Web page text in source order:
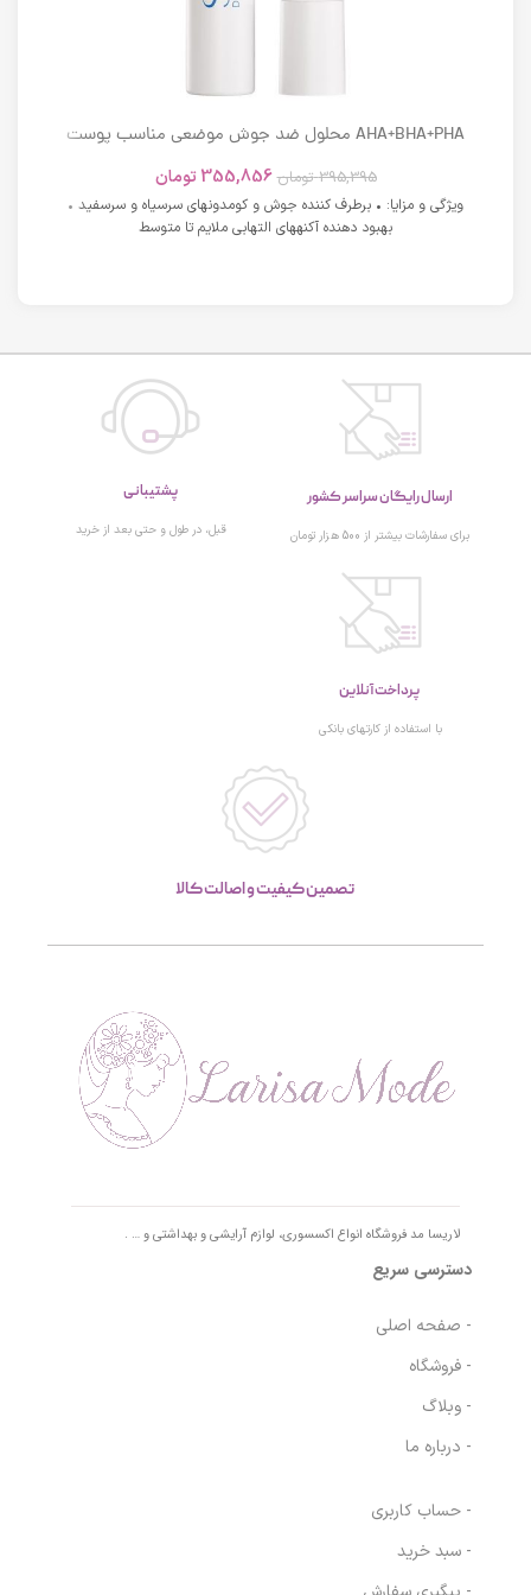
AHA+BHA+PHA محلول ضد جوش موضعی مناسب پوست
395,395 تومان 355,856 تومان
ویژگی و مزایا: • برطرف کننده جوش و کومدونهای سرسیاه و سرسفید •
بهبود دهنده آکنههای التهابی ملایم تا متوسط
ارسال رایگان سراسر کشور
برای سفارشات بیشتر از 500 هزار تومان
پشتیبانی
قبل، در طول و حتی بعد از خرید
پرداخت آنلاین
با استفاده از کارتهای بانکی
تصمین کیفیت و اصالت کالا
لاریسا مد فروشگاه انواع اکسسوری، لوازم آرایشی و بهداشتی و … .
دسترسی سریع
- صفحه اصلی
- فروشگاه
- وبلاگ
- درباره ما
- حساب کاربری
- سبد خرید